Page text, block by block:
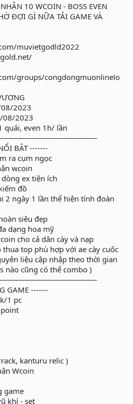
10 WCOIN - BOSS EVEN
ĐỢI GÌ NỮA TẢI GAME VÀ
muvietgodld2022
groups/congdongmuonlinelo
2023
08/2023
quái, even 1h/ lần
BẬT -------
ra cụm ngọc
wcoin
ex tiện ích
đồ
2 ngày 1 lần thể hiện tính đoàn
siêu đẹp
dạng hoa mỹ
cho cả dân cày và nạp
top phù hợp với ae cày cuốc
liệu cập nhập theo thời gian
nào cũng có thể combo )
GAME -------
1 pc
kanturu relic )
Wcoin
game
khí - set